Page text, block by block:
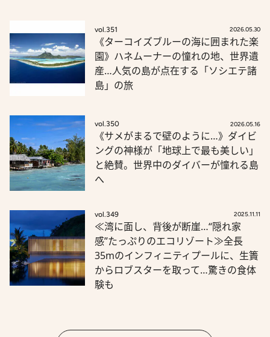
vol.351 2026.05.30
《ターコイズブルーの海に囲まれた楽
園》ハネムーナーの憧れの地、世界遺
産…人気の島が点在する「ソシエテ諸
島」の旅
vol.350 2026.05.16
《サメがまるで壁のように…》ダイビ
ングの神様が「地球上で最も美しい」
と絶賛。世界中のダイバーが憧れる島
へ
vol.349 2025.11.11
≪湾に面し、背後が断崖…“隠れ家
感”たっぷりのエコリゾート≫全長
35mのインフィニティプールに、生簀
からロブスターを取って…驚きの食体
験も